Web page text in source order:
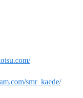
smr_kaede/